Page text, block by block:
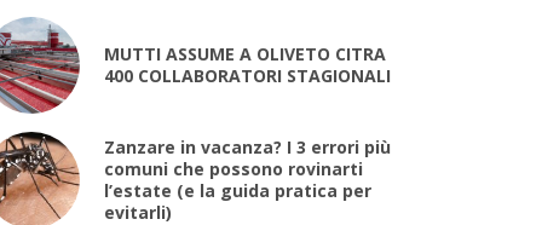
MUTTI ASSUME A OLIVETO CITRA
400 COLLABORATORI STAGIONALI
Zanzare in vacanza? I 3 errori più
comuni che possono rovinarti
l’estate (e la guida pratica per
evitarli)